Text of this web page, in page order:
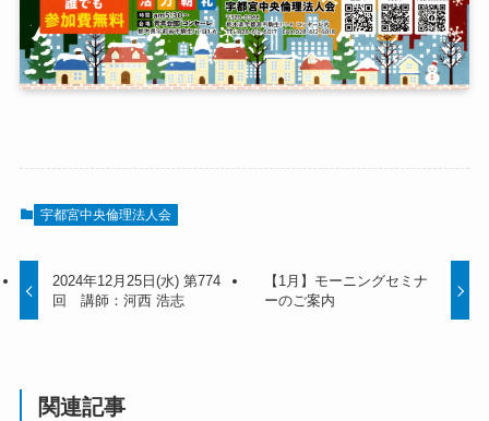
宇都宮中央倫理法人会
2024年12月25日(水) 第774
回 講師：河西 浩志
【1月】モーニングセミナ
ーのご案内
関連記事